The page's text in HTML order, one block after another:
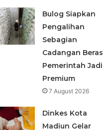
Bulog Siapkan
Pengalihan
Sebagian
Cadangan Beras
Pemerintah Jadi
Premium
7 August 2026
Dinkes Kota
Madiun Gelar